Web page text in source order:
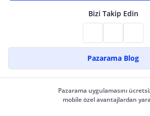
Bizi Takip Edin
Pazarama Blog
Pazarama uygulamasını
mobile özel avantajlardan